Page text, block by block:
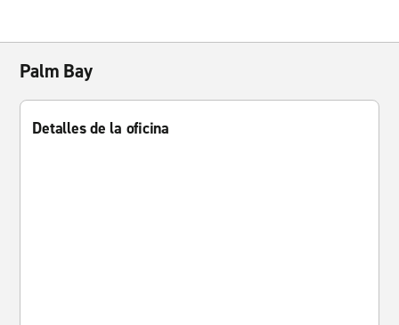
Palm Bay
Detalles de la oficina